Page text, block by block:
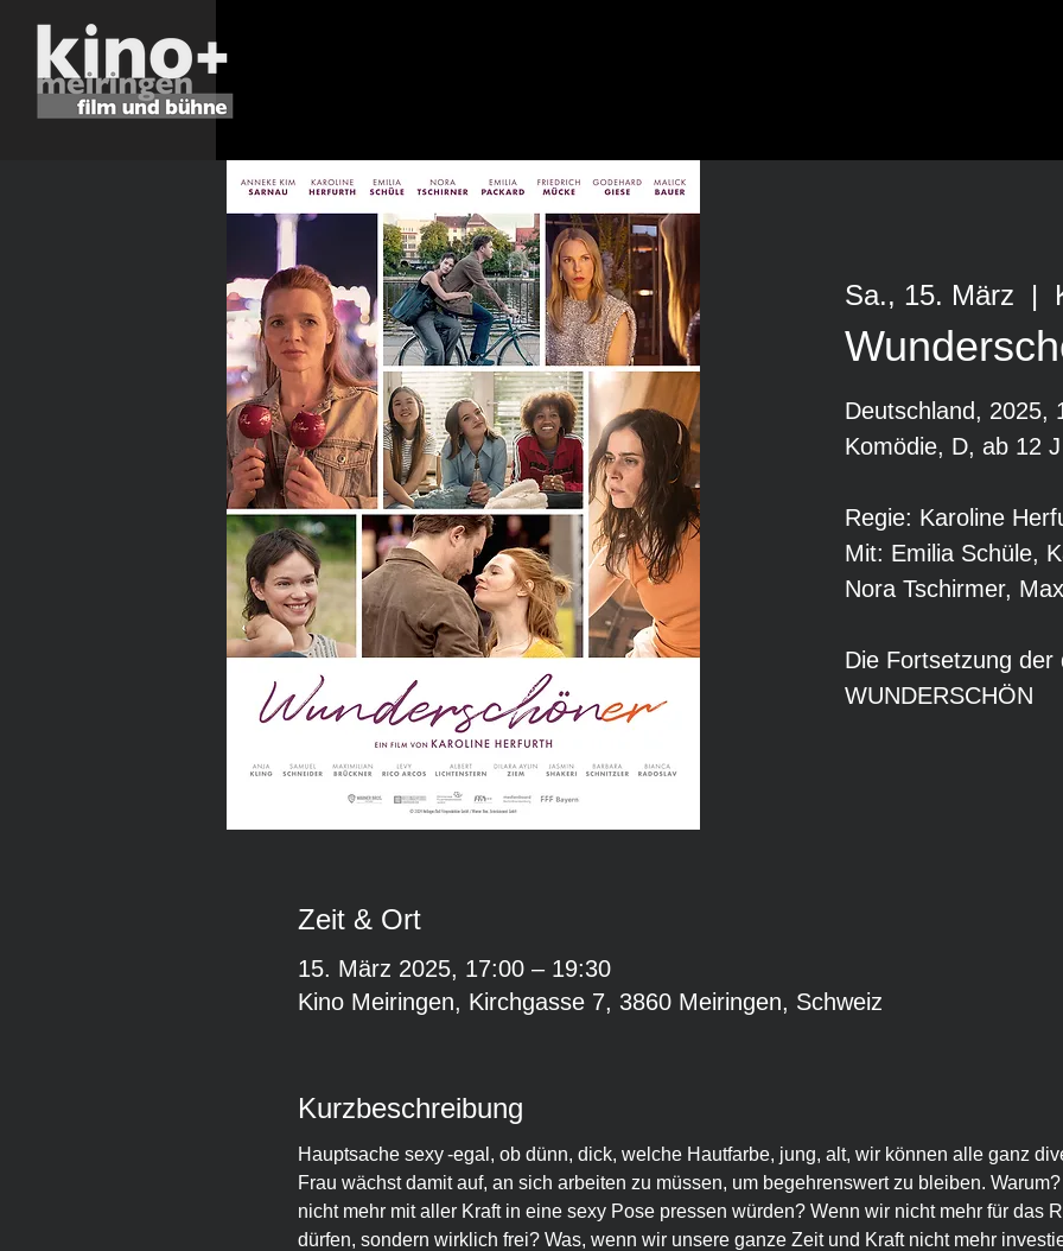
Sa., 15. März
  |
Deutschland, 2025,
Komödie, D, ab 12 J
Regie: Karoline
Mit: Emilia Schüle,
Nora Tschirmer,
Die Fortsetzung
WUNDERSCHÖN
Zeit & Ort
15. März 2025, 17:00 – 19:30
Kino Meiringen, Kirchgasse 7, 3860 Meiringen, Schweiz
Kurzbeschreibung
Hauptsache sexy -egal, ob dünn, dick, welche Hautfarbe, jung, alt, wir können alle ganz
Frau wächst damit auf, an sich arbeiten zu müssen, um begehrenswert zu bleiben.
nicht mehr mit aller Kraft in eine sexy Pose pressen würden? Wenn wir nicht mehr für das
dürfen, sondern wirklich frei? Was, wenn wir unsere ganze Zeit und Kraft nicht mehr